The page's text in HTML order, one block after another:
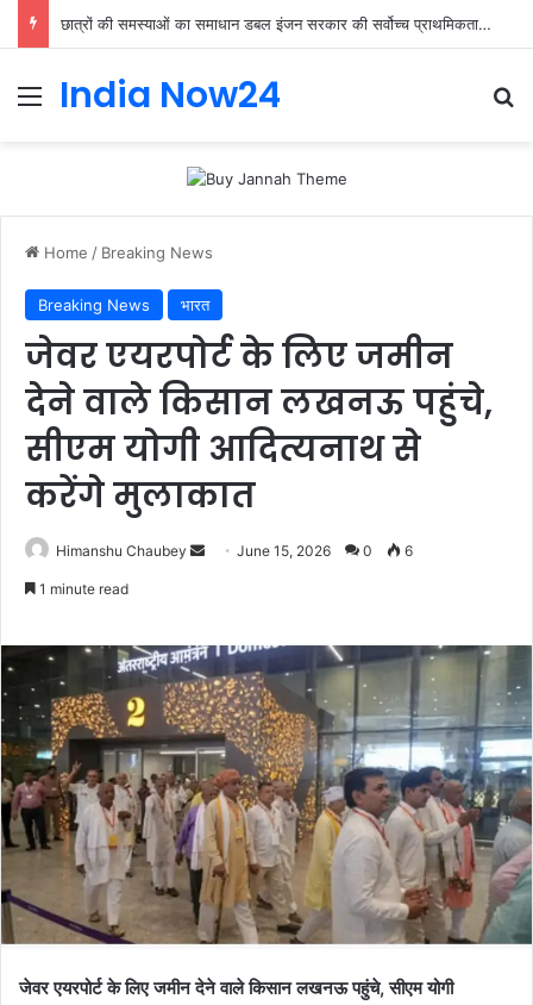
छात्रों की समस्याओं का समाधान डबल इंजन सरकार की सर्वोच्च प्राथमिकता केशव प्रसाद मौर्या
India Now24
Home / Breaking News
Breaking News भारत
जेवर एयरपोर्ट के लिए जमीन
देने वाले किसान लखनऊ पहुंचे,
सीएम योगी आदित्यनाथ से
करेंगे मुलाकात
Himanshu Chaubey June 15, 2026 0 6
1 minute read
जेवर एयरपोर्ट के लिए जमीन देने वाले किसान लखनऊ पहुंचे, सीएम योगी